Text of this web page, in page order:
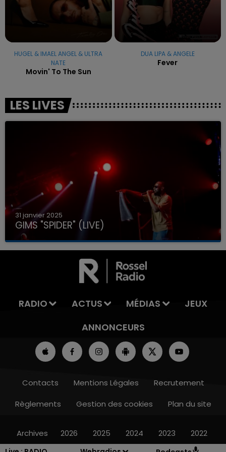
HUGEL & IMAEL ANGEL & ULTRA
NATE
Movin' To The Sun
DUA LIPA & ANGELE
Fever
LES LIVES
31 janvier 2025
GIMS "SPIDER" (LIVE)
RADIO ACTUS MÉDIAS
JEUX
ANNONCEURS
Contacts Mentions Légales
Recrutement
Règlements
Gestion des cookies Plan du site
Archives 2026 2025 2024 2023 2022